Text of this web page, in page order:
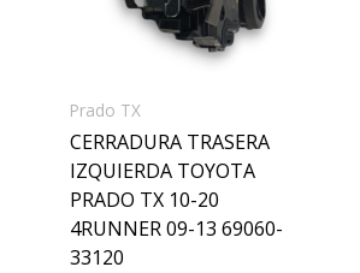
Prado TX
CERRADURA TRASERA
IZQUIERDA TOYOTA
PRADO TX 10-20
4RUNNER 09-13 69060-
33120